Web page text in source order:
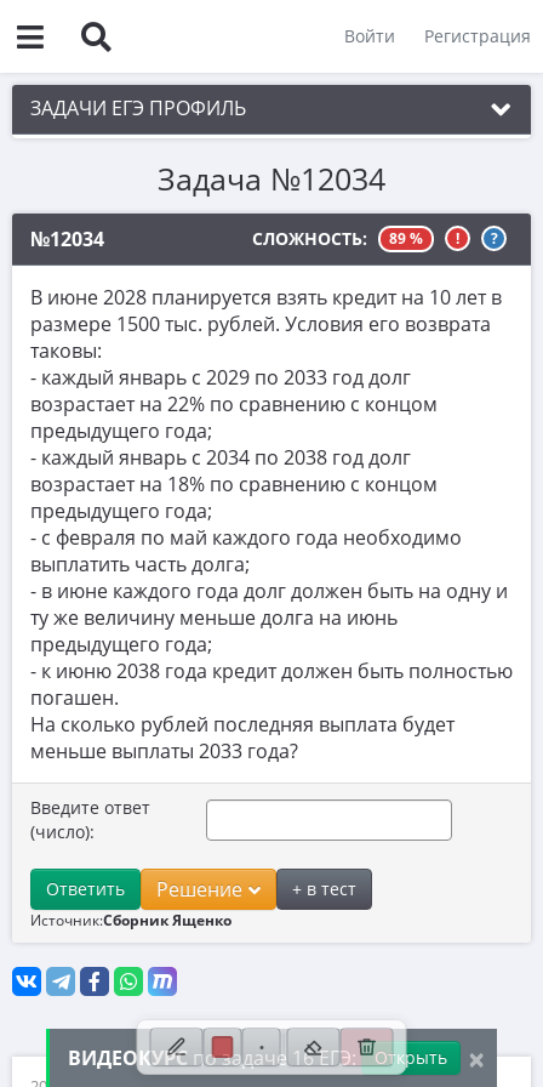
Войти Регистрация
ЗАДАЧИ ЕГЭ ПРОФИЛЬ
1. Планиметрия
2. Векторы
3. Стереометрия
4. Классическое определение вероятности
5. Теория вероятностей
6. Уравнения
7. Нахождение значений выражений
8. Производная
9. Задачи прикладного содержания
10. Текстовые задачи
11. Графики функций
12. Исследование функций
13. Сложные уравнения
14. Стереометрия
15. Неравенства
16. Экономические задачи
17. Планиметрия
18. Параметры
19. Числа и их свойства
Задача №12034
№12034 СЛОЖНОСТЬ: 89 % ! ?
В июне 2028 планируется взять кредит на 10 лет в
размере 1500 тыс. рублей. Условия его возврата
таковы:
- каждый январь с 2029 по 2033 год долг
возрастает на 22% по сравнению с концом
предыдущего года;
- каждый январь с 2034 по 2038 год долг
возрастает на 18% по сравнению с концом
предыдущего года;
- с февраля по май каждого года необходимо
выплатить часть долга;
- в июне каждого года долг должен быть на одну и
ту же величину меньше долга на июнь
предыдущего года;
- к июню 2038 года кредит должен быть полностью
погашен.
На сколько рублей последняя выплата будет
меньше выплаты 2033 года?
Введите ответ
(число):
Ответить Решение + в тест
Источник:Сборник Ященко
×
ВИДЕОКУРС по задаче 16 ЕГЭ: Открыть